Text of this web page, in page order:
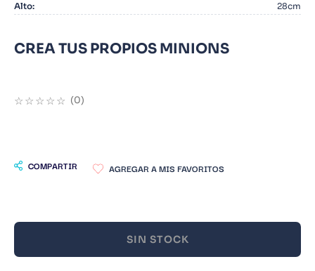
Alto: 28cm
CREA TUS PROPIOS MINIONS
☆☆☆☆☆ (0)
COMPARTIR
SIN STOCK
7. Stephen King